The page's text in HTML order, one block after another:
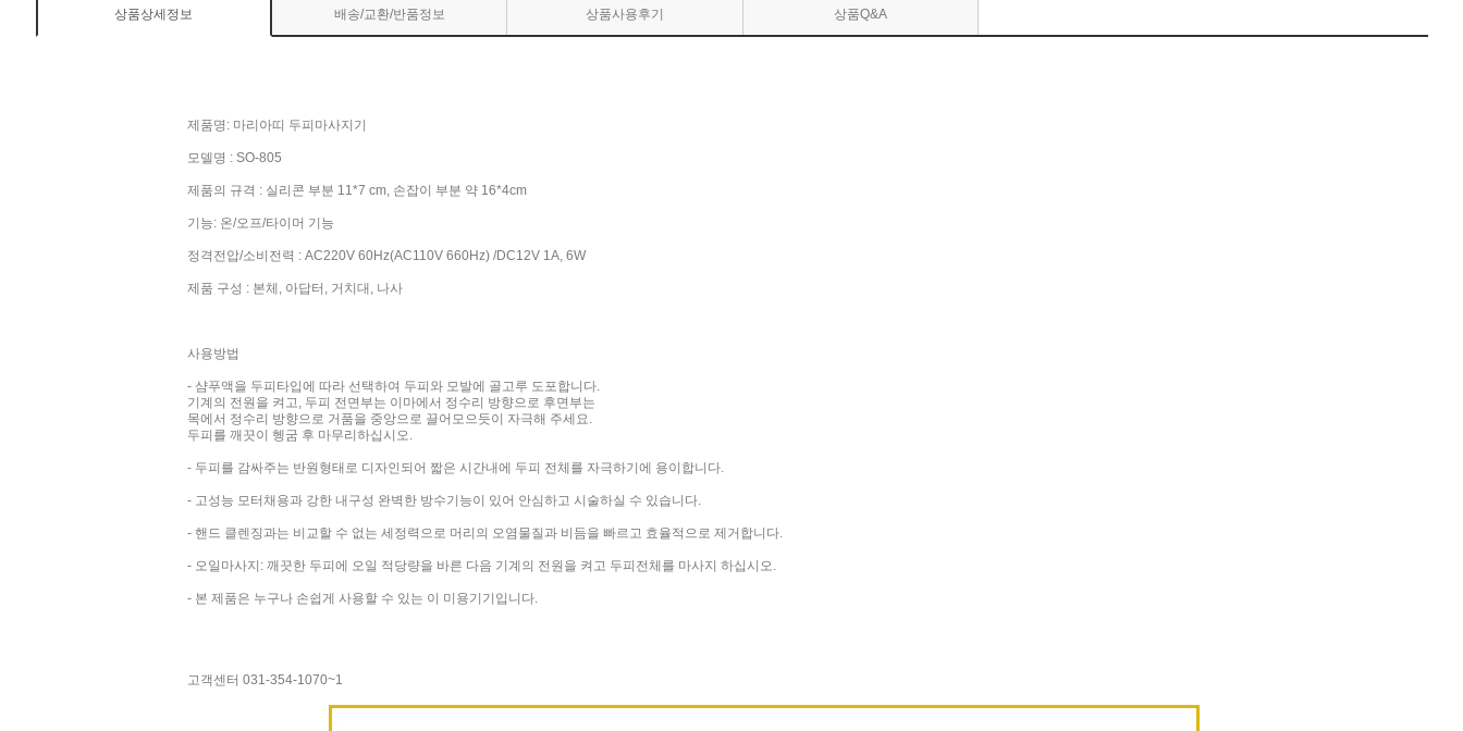
상품상세정보 배송/교환/반품정보 상품사용후기 상품Q&A
제품명: 마리아띠 두피마사지기
모델명 : SO-805
제품의 규격 : 실리콘 부분 11*7 cm, 손잡이 부분 약 16*4cm
기능: 온/오프/타이머 기능
정격전압/소비전력 : AC220V 60Hz(AC110V 660Hz) /DC12V 1A, 6W
제품 구성 : 본체, 아답터, 거치대, 나사
사용방법
- 샴푸액을 두피타입에 따라 선택하여 두피와 모발에 골고루 도포합니다.
기계의 전원을 켜고, 두피 전면부는 이마에서 정수리 방향으로 후면부는
목에서 정수리 방향으로 거품을 중앙으로 끌어모으듯이 자극해 주세요.
두피를 깨끗이 헹굼 후 마무리하십시오.
- 두피를 감싸주는 반원형태로 디자인되어 짧은 시간내에 두피 전체를 자극하기에 용이합니다.
- 고성능 모터채용과 강한 내구성 완벽한 방수기능이 있어 안심하고 시술하실 수 있습니다.
- 핸드 클렌징과는 비교할 수 없는 세정력으로 머리의 오염물질과 비듬을 빠르고 효율적으로 제거합니다.
- 오일마사지: 깨끗한 두피에 오일 적당량을 바른 다음 기계의 전원을 켜고 두피전체를 마사지 하십시오.
- 본 제품은 누구나 손쉽게 사용할 수 있는 이 미용기기입니다.
고객센터 031-354-1070~1